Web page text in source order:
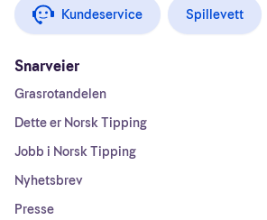
Kundeservice Spillevett
Snarveier
Grasrotandelen
Dette er Norsk Tipping
Jobb i Norsk Tipping
Nyhetsbrev
Presse